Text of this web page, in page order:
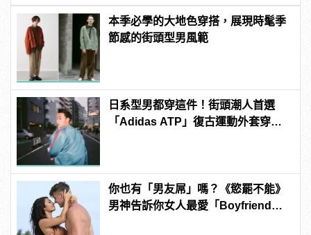
本季必學的大地色穿搭，展現時髦季
節感的街頭型男風範
日系型男都穿這件！街頭潮人首選
「Adidas ATP」復古運動外套穿搭
你也有「男友屌」嗎？《慾罷不能》
男神告訴你女人最愛「Boyfriend